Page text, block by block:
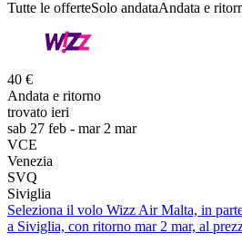
Tutte le offerteSolo andataAndata e
40 €
Andata e ritorno
trovato ieri
sab 27 feb - mar 2 mar
VCE
Venezia
SVQ
Siviglia
Seleziona il volo Wizz Air Malta, in
a Siviglia, con ritorno mar 2 mar, al